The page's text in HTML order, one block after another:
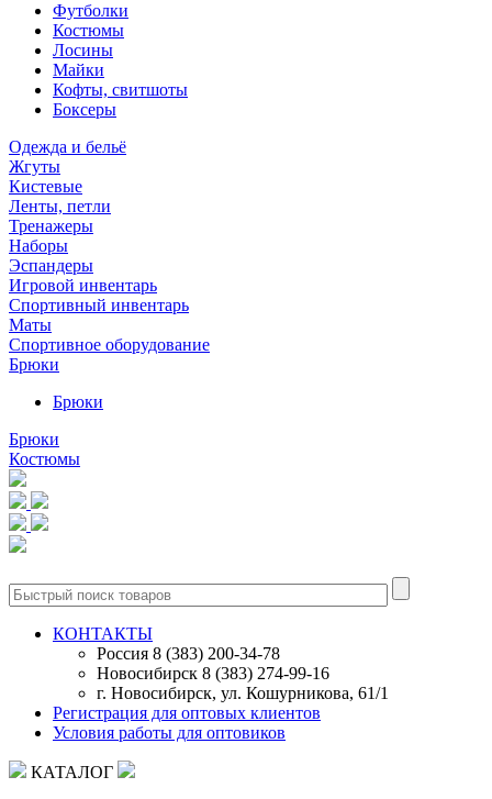
Футболки
Костюмы
Лосины
Майки
Кофты, свитшоты
Боксеры
Одежда и бельё
Жгуты
Кистевые
Ленты, петли
Тренажеры
Наборы
Эспандеры
Игровой инвентарь
Спортивный инвентарь
Маты
Спортивное оборудование
Брюки
Брюки
Брюки
Костюмы
КОНТАКТЫ
Россия 8 (383) 200-34-78
Новосибирск 8 (383) 274-99-16
г. Новосибирск, ул. Кошурникова, 61/1
Регистрация для оптовых клиентов
Условия работы для оптовиков
КАТАЛОГ